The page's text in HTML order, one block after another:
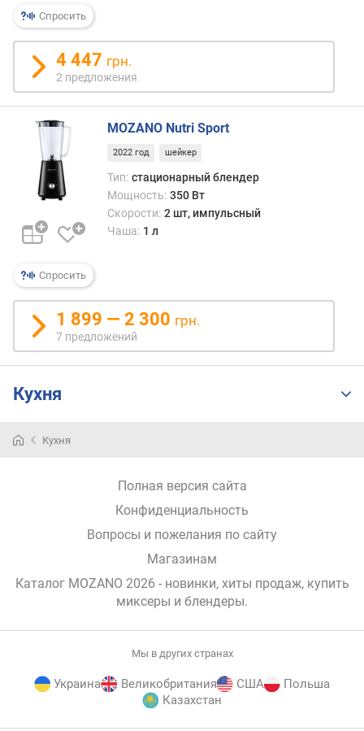
р
н
с
о
т
д
е
ш
е
в
х
к
д
о
р
о
и
о
х
е
в
Спросить
4 447 грн.
2 предложения
Спросить
MOZANO Nutri Sport
2022 год шейкер
Тип: стационарный блендер
Мощность: 350 Вт
Скорости: 2 шт, импульсный
Чаша: 1 л
1 899 — 2 300 грн.
7 предложений
Кухня
Кухня
Полная версия сайта
Конфиденциальность
Вопросы и пожелания по сайту
Магазинам
Каталог MOZANO 2026 - новинки, хиты продаж, купить
миксеры и блендеры.
Мы в других странах
Украина Великобритания США
Польша
Казахстан